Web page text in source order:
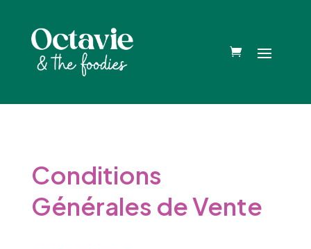
Conditions
Générales de Vente